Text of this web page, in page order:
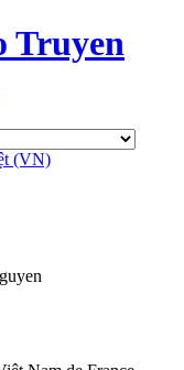
Truyen